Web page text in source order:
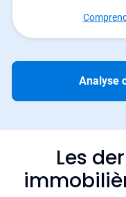
Analyse
Les